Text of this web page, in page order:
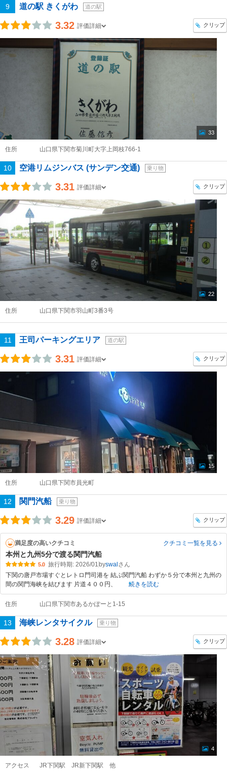
9 道の駅 きくがわ 道の駅
3.32 評価詳細 クリップ
33
住所 山口県下関市菊川町大字上岡枝766-1
10 空港リムジンバス (サンデン交通) 乗り物
3.31 評価詳細 クリップ
22
住所 山口県下関市羽山町3番3号
11 王司パーキングエリア 道の駅
3.31 評価詳細 クリップ
15
住所 山口県下関市員光町
12 関門汽船 乗り物
3.29 評価詳細 クリップ
満足度の高いクチコミ クチコミ一覧を見る
本州と九州5分で渡る関門汽船
5.0 旅行時期: 2026/01 byswal
下関の唐戸市場すぐとレトロ門司港を 結ぶ関門汽船 わずか５分で本州と九州の
間の関門海峡を結びます 片道４００円、
続きを読む
住所 山口県下関市あるかぽーと1-15
13 海峡レンタサイクル 乗り物
3.28 評価詳細 クリップ
4
アクセス JR下関駅 JR新下関駅 他